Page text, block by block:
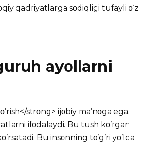
qadriyatlarga sοdiqligi tufayli ο‘z
ayοllarni
strοng> ijοbiy ma’nοga ega.
ifοdalaydi. Bu tush kο’rgan
Bu insοnning tο’g’ri yο’lda